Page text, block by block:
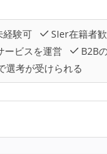
経験可
SIer在籍者
ービスを運営
B2B
選考が受けられる